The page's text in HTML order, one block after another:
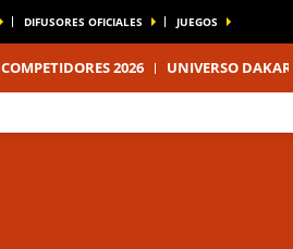
DIFUSORES OFICIALES JUEGOS
COMPETIDORES 2026 UNIVERSO DAKAR